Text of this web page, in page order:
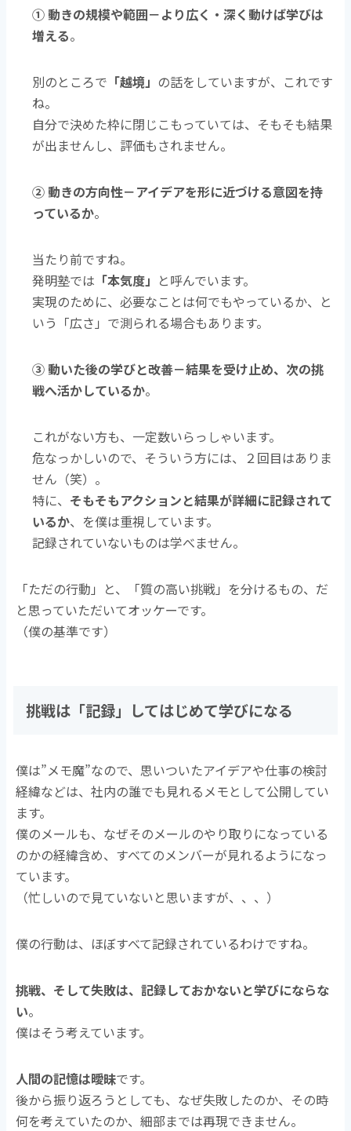
① 動きの規模や範囲－より広く・深く動けば学びは
増える。
別のところで 「越境」 の話をしていますが、これです
ね。
自分で決めた枠に閉じこもっていては、そもそも結果
が出ませんし、評価もされません。
② 動きの方向性－アイデアを形に近づける意図を持
っているか。
当たり前ですね。
発明塾では 「本気度」 と呼んでいます。
実現のために、必要なことは何でもやっているか、と
いう「広さ」で測られる場合もあります。
③ 動いた後の学びと改善－結果を受け止め、次の挑
戦へ活かしているか。
これがない方も、一定数いらっしゃいます。
危なっかしいので、そういう方には、２回目はありま
せん（笑）。
特に、 そもそもアクションと結果が詳細に記録されて
いるか、を僕は重視しています。
記録されていないものは学べません。
「ただの行動」と、「質の高い挑戦」を分けるもの、だ
と思っていただいてオッケーです。
（僕の基準です）
挑戦は「記録」してはじめて学びになる
僕は”メモ魔”なので、思いついたアイデアや仕事の検討
経緯などは、社内の誰でも見れるメモとして公開してい
ます。
僕のメールも、なぜそのメールのやり取りになっている
のかの経緯含め、すべてのメンバーが見れるようになっ
ています。
（忙しいので見ていないと思いますが、、、）
僕の行動は、ほぼすべて記録されているわけですね。
挑戦、そして失敗は、記録しておかないと学びにならな
い。
僕はそう考えています。
人間の記憶は曖昧です。
後から振り返ろうとしても、なぜ失敗したのか、その時
何を考えていたのか、細部までは再現できません。